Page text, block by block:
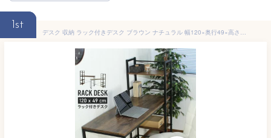
1st
デスク 収納 ラック付きデスク ブラウン ナチュラル 幅120×奥行49×高さ120cm パソコンデスク テレワーク デスク pcデスク 収納 サイド ラック付きデスク 机 おしゃれ 北欧 勉強机 学習机 ラック シンプル 棚付き PC 棚 スチール 在宅勤務 在宅ワーク